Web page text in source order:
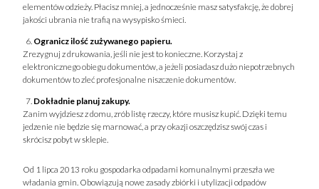
elementów odzieży. Płacisz mniej, a jednocześnie masz satysfakcję, że dobrej
jakości ubrania nie trafią na wysypisko śmieci.
Ogranicz ilość zużywanego papieru.
Zrezygnuj z drukowania, jeśli nie jest to konieczne. Korzystaj z
elektronicznego obiegu dokumentów, a jeżeli posiadasz dużo niepotrzebnych
dokumentów to zleć profesjonalne niszczenie dokumentów.
Dokładnie planuj zakupy.
Zanim wyjdziesz z domu, zrób listę rzeczy, które musisz kupić. Dzięki temu
jedzenie nie będzie się marnować, a przy okazji oszczędzisz swój czas i
skrócisz pobyt w sklepie.
Od 1 lipca 2013 roku gospodarka odpadami komunalnymi przeszła we
władania gmin. Obowiązują nowe zasady zbiórki i utylizacji odpadów